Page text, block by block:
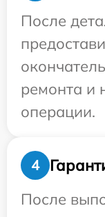
После
ремонта и
операции.
4
После